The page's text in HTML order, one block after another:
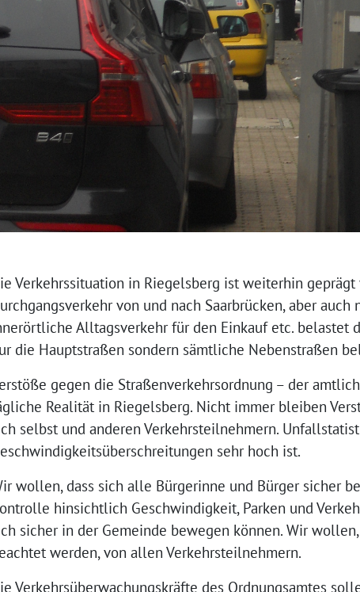
Verkehrssituation in Riegelsberg ist weiterhin
von und nach Saarbrücken, aber
Alltagsverkehr für den Einkauf etc. belastet
die Hauptstraßen sondern sämtliche Nebenstraßen
gegen die Straßenverkehrsordnung – der
Realität in Riegelsberg. Nicht immer bleiben
selbst und anderen Verkehrsteilnehmern.
sehr hoch ist.
wollen, dass sich alle Bürgerinne und Bürger sicher
hinsichtlich Geschwindigkeit, Parken und
sicher in der Gemeinde bewegen können. Wir
werden, von allen Verkehrsteilnehmern.
Verkehrsüberwachungskräfte des Ordnungsamtes